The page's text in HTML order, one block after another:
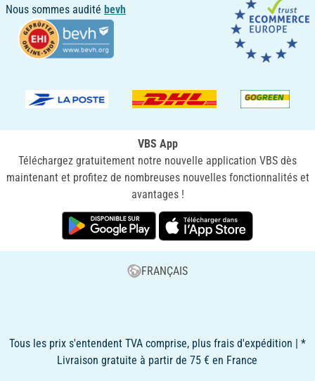
Nous sommes audité bevh
VBS App
Téléchargez gratuitement notre nouvelle application VBS dès
maintenant et profitez de nombreuses nouvelles fonctionnalités et
avantages !
FRANÇAIS
Tous les prix s'entendent TVA comprise, plus frais d'expédition | *
Livraison gratuite à partir de 75 € en France